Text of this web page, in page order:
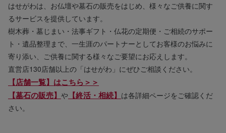
はせがわは、お仏壇や墓石の販売をはじめ、様々なご供養に関す
るサービスを提供しています。
樹木葬・墓じまい・法事ギフト・仏花の定期便・ご相続のサポー
ト・遺品整理まで、一生涯のパートナーとしてお客様のお悩みに
寄り添い、ご供養に関する様々なご要望にお応えします。
直営店130店舗以上の「はせがわ」にぜひご相談ください。
【店舗一覧】はこちら＞＞
【墓石の販売】 や 【終活・相続】 は各詳細ページをご確認くだ
さい。